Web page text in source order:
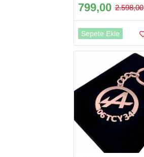
799,00 2.598,00
Sepete Ekle